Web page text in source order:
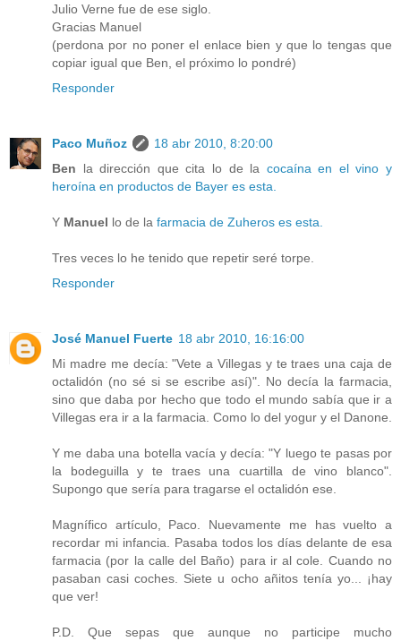
Julio Verne fue de ese siglo.
Gracias Manuel
(perdona por no poner el enlace bien y que lo tengas que
copiar igual que Ben, el próximo lo pondré)
Responder
Paco Muñoz
18 abr 2010, 8:20:00
Ben la dirección que cita lo de la cocaína en el vino y
heroína en productos de Bayer es esta.
Y Manuel lo de la farmacia de Zuheros es esta.
Tres veces lo he tenido que repetir seré torpe.
Responder
José Manuel Fuerte 18 abr 2010, 16:16:00
Mi madre me decía: "Vete a Villegas y te traes una caja de
octalidón (no sé si se escribe así)". No decía la farmacia,
sino que daba por hecho que todo el mundo sabía que ir a
Villegas era ir a la farmacia. Como lo del yogur y el Danone.
Y me daba una botella vacía y decía: "Y luego te pasas por
la bodeguilla y te traes una cuartilla de vino blanco".
Supongo que sería para tragarse el octalidón ese.
Magnífico artículo, Paco. Nuevamente me has vuelto a
recordar mi infancia. Pasaba todos los días delante de esa
farmacia (por la calle del Baño) para ir al cole. Cuando no
pasaban casi coches. Siete u ocho añitos tenía yo... ¡hay
que ver!
P.D. Que sepas que aunque no participe mucho